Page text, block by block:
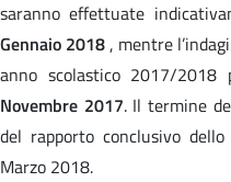
saranno effettuate
Gennaio 2018 , mentre
anno scolastico 2017/2018
Novembre 2017. Il termine
del rapporto conclusivo
Marzo 2018.